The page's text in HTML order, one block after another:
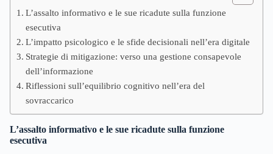
L’assalto informativo e le sue ricadute sulla funzione
esecutiva
L’impatto psicologico e le sfide decisionali nell’era digitale
Strategie di mitigazione: verso una gestione consapevole
dell’informazione
Riflessioni sull’equilibrio cognitivo nell’era del
sovraccarico
L’assalto informativo e le sue ricadute sulla funzione
esecutiva